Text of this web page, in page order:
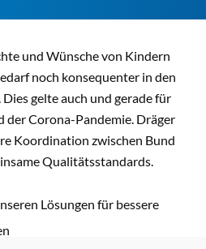
und Wünsche von Kindern
noch konsequenter in den
gelte auch und gerade für
der Corona-Pandemie. Dräger
Koordination zwischen Bund
Qualitätsstandards.
Lösungen für bessere